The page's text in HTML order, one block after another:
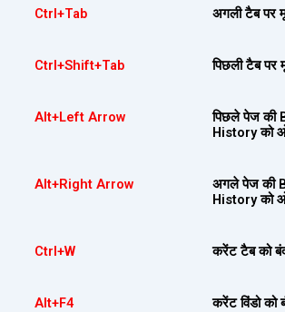
Ctrl+Tab अगली टैब पर
Ctrl+Shift+Tab पिछली टैब
Alt+Left Arrow
पिछले पेज की
History को
Alt+Right Arrow
अगले पेज की
History को
Ctrl+W करेंट टैब को
Alt+F4 करेंट विंडो